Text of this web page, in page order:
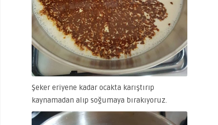
Şeker eriyene kadar ocakta karıştırıp
kaynamadan alıp soğumaya bırakıyoruz.